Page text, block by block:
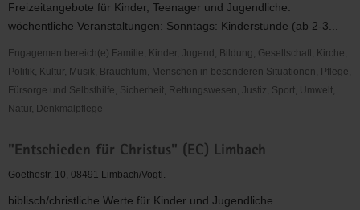
&
Jugendarbeit
Chemnitz
Ebersdorf
Freizeitangebote für Kinder, Teenager und Jugendliche.
wöchentliche Veranstaltungen: Sonntags: Kinderstunde (ab 2-3...
Engagementbereich(e) Familie, Kinder, Jugend, Bildung, Gesellschaft, Kirche,
Politik, Kultur, Musik, Brauchtum, Menschen in besonderen Situationen, Pflege,
Fürsorge und Selbsthilfe, Sicherheit, Rettungswesen, Justiz, Sport, Umwelt,
Natur, Denkmalpflege
für
Christus"
"Entschieden für Christus" (EC) Limbach
Goethestr. 10, 08491 Limbach/Vogtl.
biblisch/christliche Werte für Kinder und Jugendliche